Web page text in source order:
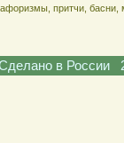
притчи,
в России